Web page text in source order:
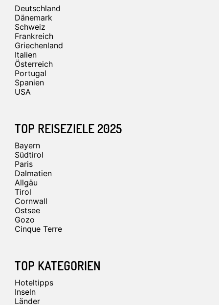
Deutschland
Dänemark
Schweiz
Frankreich
Griechenland
Italien
Österreich
Portugal
Spanien
USA
TOP REISEZIELE 2025
Bayern
Südtirol
Paris
Dalmatien
Allgäu
Tirol
Cornwall
Ostsee
Gozo
Cinque Terre
TOP KATEGORIEN
Hoteltipps
Inseln
Länder